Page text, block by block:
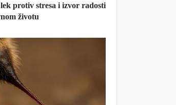
protiv stresa i izvor radosti
životu